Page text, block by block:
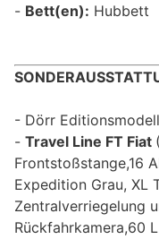
Bett(en): Hubbett
Dörr
Travel Line FT Fiat
Frontstoßstange,16
Expedition Grau, XL
Zentralverriegelung
Rückfahrkamera,60